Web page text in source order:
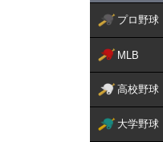
プロ野球
MLB
高校野球
大学野球